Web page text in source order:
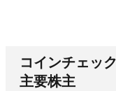
コインチェッ
主要株主